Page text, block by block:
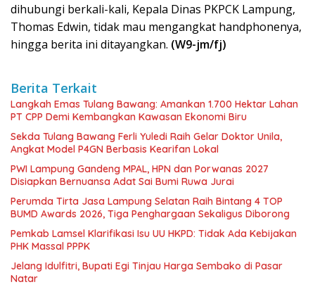
dihubungi berkali-kali, Kepala Dinas PKPCK Lampung,
Thomas Edwin, tidak mau mengangkat handphonenya,
hingga berita ini ditayangkan. (W9-jm/fj)
Berita Terkait
Langkah Emas Tulang Bawang: Amankan 1.700 Hektar Lahan
PT CPP Demi Kembangkan Kawasan Ekonomi Biru
Sekda Tulang Bawang Ferli Yuledi Raih Gelar Doktor Unila,
Angkat Model P4GN Berbasis Kearifan Lokal
PWI Lampung Gandeng MPAL, HPN dan Porwanas 2027
Disiapkan Bernuansa Adat Sai Bumi Ruwa Jurai
Perumda Tirta Jasa Lampung Selatan Raih Bintang 4 TOP
BUMD Awards 2026, Tiga Penghargaan Sekaligus Diborong
Pemkab Lamsel Klarifikasi Isu UU HKPD: Tidak Ada Kebijakan
PHK Massal PPPK
Jelang Idulfitri, Bupati Egi Tinjau Harga Sembako di Pasar
Natar